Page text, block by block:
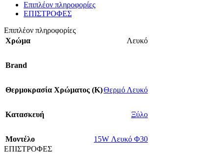
Επιπλέον πληροφορίες
ΕΠΙΣΤΡΟΦΕΣ
Επιπλέον πληροφορίες
Χρώμα
Λευκό
Brand
Θερμοκρασία Χρώματος (Κ)Θερμό Λευκό
Κατασκευή Ξύλο
Mοντέλο
15W Λευκό Φ30
ΕΠΙΣΤΡΟΦΕΣ